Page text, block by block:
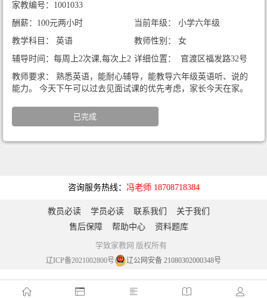
家教编号：1001033
酬薪：100元两小时
当前年级： 小学六年级
教学科目： 英语
教师性别： 女
辅导时间：每周上2次课,每次上2
小时
详细位置： 官渡区福发路32号
教师要求： 熟悉英语，能耐心辅导，能教导六年级英语听、说的
能力。 今天下午可以过去见面试课的优先考虑，家长今天在家。
已完成
咨询服务热线： 冯老师 18708718384
教员必读 学员必读 联系我们
关于我们
售后保障
帮助中心 资料题库
学致家教网 版权所有
辽ICP备2021002800号 辽公网安备 21080302000348号